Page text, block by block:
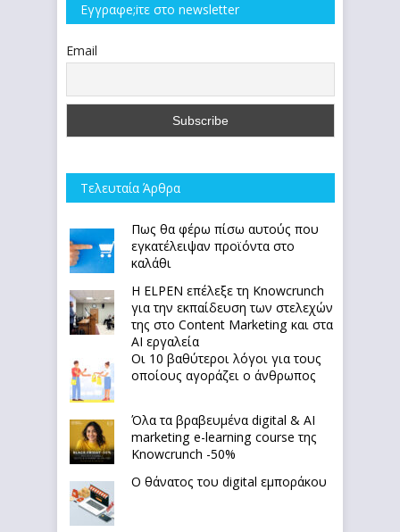
Εγγραφe;iτε στο newsletter
Email
Τελευταία Άρθρα
Πως θα φέρω πίσω αυτούς που
εγκατέλειψαν προϊόντα στο
καλάθι
Η ELPEN επέλεξε τη Knowcrunch
για την εκπαίδευση των στελεχών
της στο Content Marketing και στα
AI εργαλεία
Οι 10 βαθύτεροι λόγοι για τους
οποίους αγοράζει ο άνθρωπος
Όλα τα βραβευμένα digital & AI
marketing e-learning course της
Knowcrunch -50%
Ο θάνατος του digital εμποράκου